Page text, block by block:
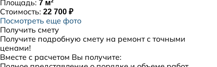
Площадь: 7 м²
Стоимость: 22 700 ₽
Посмотреть еще фото
Получить смету
Получите подробную смету на ремонт с точными
ценами!
Вместе с расчетом Вы получите: